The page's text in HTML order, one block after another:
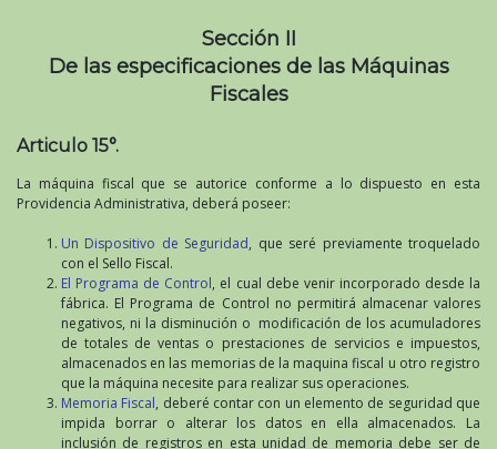
Sección II
De las especificaciones de las Máquinas
Fiscales
Articulo 15°.
La máquina fiscal que se autorice conforme a lo dispuesto en esta
Providencia Administrativa, deberá poseer:
Un Dispositivo de Seguridad, que seré previamente troquelado
con el Sello Fiscal.
El Programa de Control, el cual debe venir incorporado desde la
fábrica. El Programa de Control no permitirá almacenar valores
negativos, ni la disminución o modificación de los acumuladores
de totales de ventas o prestaciones de servicios e impuestos,
almacenados en las memorias de la maquina fiscal u otro registro
que la máquina necesite para realizar sus operaciones.
Memoria Fiscal, deberé contar con un elemento de seguridad que
impida borrar o alterar los datos en ella almacenados. La
inclusión de registros en esta unidad de memoria debe ser de